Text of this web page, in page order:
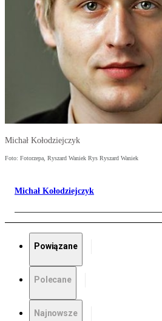
Michał Kołodziejczyk
Foto: Fotorzepa, Ryszard Waniek Rys Ryszard Waniek
Michał Kołodziejczyk
Powiązane
Polecane
Najnowsze